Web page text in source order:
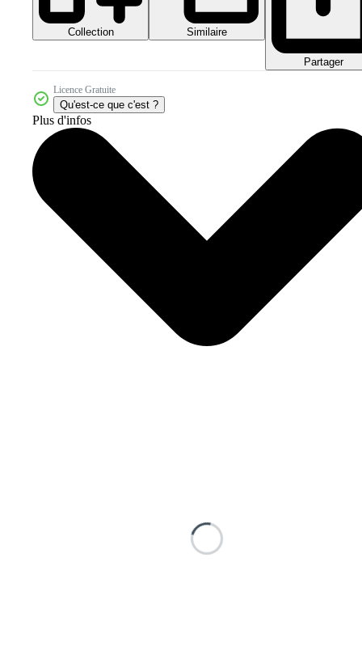
Collection Similaire
Partager
Licence Gratuite
Qu'est-ce que c'est ?
Plus d'infos